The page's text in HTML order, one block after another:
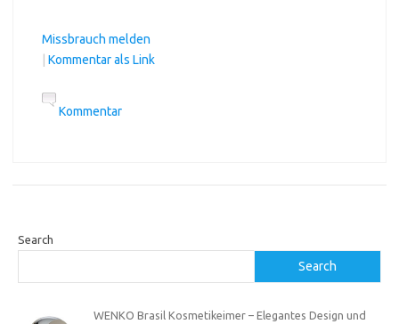
Missbrauch melden
Kommentar als Link
Kommentar
Search
Search
WENKO Brasil Kosmetikeimer – Elegantes Design und